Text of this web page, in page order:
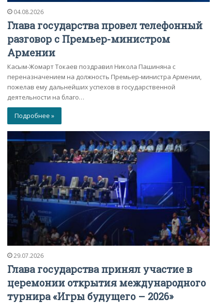
04.08.2026
Глава государства провел телефонный
разговор с Премьер-министром
Армении
Касым-Жомарт Токаев поздравил Никола Пашиняна с
переназначением на должность Премьер-министра Армении,
пожелав ему дальнейших успехов в государственной
деятельности на благо…
Подробнее »
29.07.2026
Глава государства принял участие в
церемонии открытия международного
турнира «Игры будущего – 2026»